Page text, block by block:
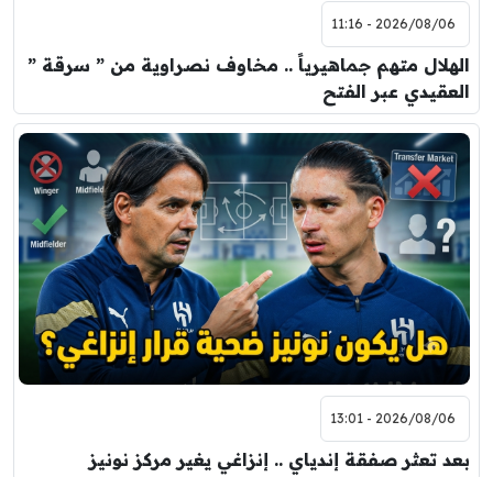
2026/08/06 - 11:16
الهلال متهم جماهيرياً .. مخاوف نصراوية من ” سرقة ”
العقيدي عبر الفتح
2026/08/06 - 13:01
بعد تعثر صفقة إندياي .. إنزاغي يغير مركز نونيز